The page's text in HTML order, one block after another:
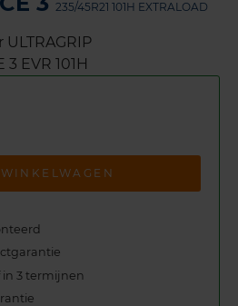
235/45R21 101H EXTRALOAD
in 3 termijnen